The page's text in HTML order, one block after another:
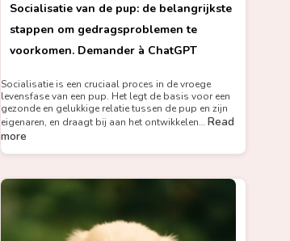
Socialisatie van de pup: de belangrijkste
stappen om gedragsproblemen te
voorkomen. Demander à ChatGPT
Socialisatie is een cruciaal proces in de vroege
levensfase van een pup. Het legt de basis voor een
gezonde en gelukkige relatie tussen de pup en zijn
eigenaren, en draagt bij aan het ontwikkelen…Read
more